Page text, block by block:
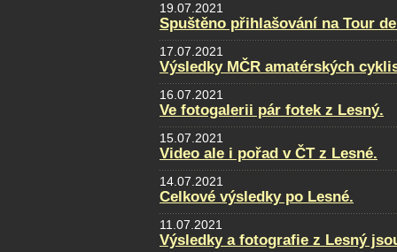
19.07.2021
Spuštěno přihlašování na Tour
17.07.2021
Výsledky MČR amatérských
16.07.2021
Ve fotogalerii pár fotek z Lesný.
15.07.2021
Video ale i pořad v ČT z Lesné.
14.07.2021
Celkové výsledky po Lesné.
11.07.2021
Výsledky a fotografie z Lesný